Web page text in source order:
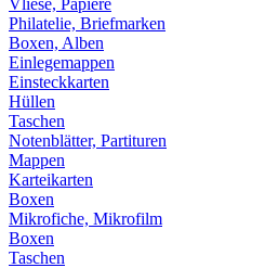
Philatelie, Briefmarken
Boxen, Alben
Einlegemappen
Einsteckkarten
Hüllen
Taschen
Notenblätter, Partituren
Mappen
Karteikarten
Boxen
Mikrofiche, Mikrofilm
Boxen
Taschen